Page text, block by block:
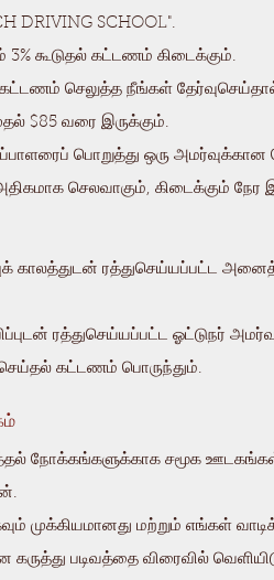
DRIVING SCHOOL".
கூடுதல் கட்டணம் கிடைக்கும்.
செலுத்த நீங்கள்
$85 வரை இருக்கும்.
பொறுத்து ஒரு
செலவாகும், கிடைக்கும்
காலத்துடன் ரத்துசெய்யப்பட்ட
ரத்துசெய்யப்பட்ட ஓட்டுநர்
கட்டணம் பொருந்தும்.
நோக்கங்களுக்காக சமூக
முக்கியமானது மற்றும் எங்கள்
படிவத்தை விரைவில்